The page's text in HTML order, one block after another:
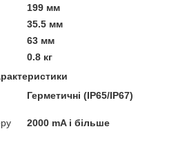
199 мм
35.5 мм
63 мм
0.8 кг
Герметичні (IP65/IP67)
2000 mA і більше